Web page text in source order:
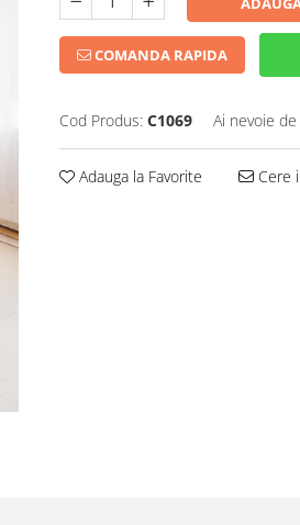
COMANDA RAPIDA
Cod Produs: C1069 Ai nevoie
Adauga la Favorite Cere